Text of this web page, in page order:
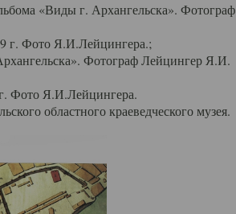
«Виды г. Архангельска». Фотограф
г. Фото Я.И.Лейцингера.;
Фотограф Лейцингер Я.И.
Фото Я.И.Лейцингера.
областного краеведческого музея.